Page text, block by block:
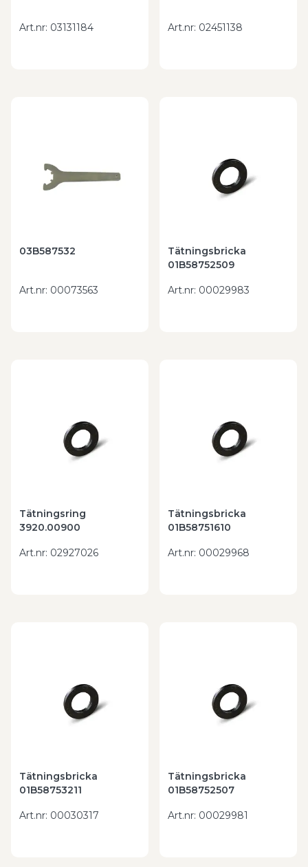
Art.nr: 03131184 Art.nr: 02451138
03B587532
Art.nr: 00073563
Tätningsbricka
01B58752509
Art.nr: 00029983
Tätningsring
3920.00900
Art.nr: 02927026
Tätningsbricka
01B58751610
Art.nr: 00029968
Tätningsbricka
01B58753211
Art.nr: 00030317
Tätningsbricka
01B58752507
Art.nr: 00029981